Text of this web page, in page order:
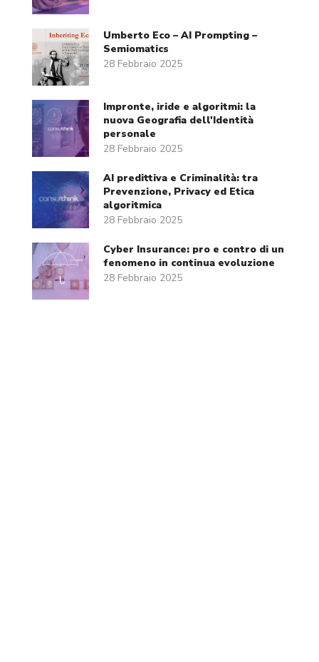
Umberto Eco – AI Prompting –
Semiomatics
28 Febbraio 2025
Impronte, iride e algoritmi: la
nuova Geografia dell'Identità
personale
28 Febbraio 2025
AI predittiva e Criminalità: tra
Prevenzione, Privacy ed Etica
algoritmica
28 Febbraio 2025
Cyber Insurance: pro e contro di un
fenomeno in continua evoluzione
28 Febbraio 2025